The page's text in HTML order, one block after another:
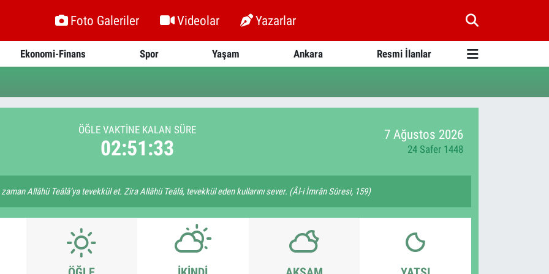
Foto Galeriler Videolar Yazarlar
Ekonomi-Finans Spor Yaşam Ankara Resmi İlanlar
ÖĞLE VAKTİNE KALAN SÜRE
02:51:33
7 Ağustos 2026
24 Safer 1448
Allâhü Teâlâ’ya tevekkül et. Zira Allâhü Teâlâ, tevekkül eden kullarını sever. (Âl-i İmrân Sûresi, 159)